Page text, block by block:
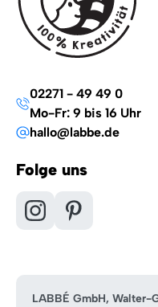
02271 - 49 49 0
Mo-Fr: 9 bis 16 Uhr
hallo@labbe.de
Folge uns
LABBÉ GmbH, Walter-